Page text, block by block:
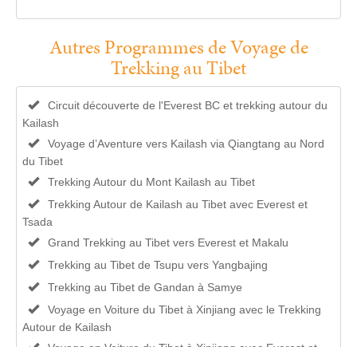
Autres Programmes de Voyage de
Trekking au Tibet
Circuit découverte de l'Everest BC et trekking autour du
Kailash
Voyage d’Aventure vers Kailash via Qiangtang au Nord
du Tibet
Trekking Autour du Mont Kailash au Tibet
Trekking Autour de Kailash au Tibet avec Everest et
Tsada
Grand Trekking au Tibet vers Everest et Makalu
Trekking au Tibet de Tsupu vers Yangbajing
Trekking au Tibet de Gandan à Samye
Voyage en Voiture du Tibet à Xinjiang avec le Trekking
Autour de Kailash